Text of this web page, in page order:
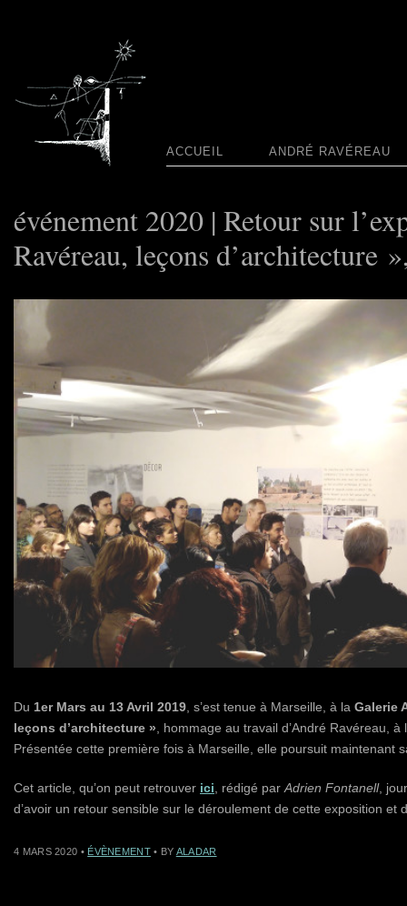
ACCUEIL ANDRÉ RAVÉREAU
événement 2020 | Retour sur
Ravéreau, leçons d’architecture
Du 1er Mars au 13 Avril 2019 , s’est tenue à Marseille, à la Galerie
leçons d’architecture » , hommage au travail d’André Ravéreau,
Présentée cette première fois à Marseille, elle poursuit maintenant
Cet article, qu’on peut retrouver ici , rédigé par Adrien Fontanell,
d’avoir un retour sensible sur le déroulement de cette exposition et
4 MARS 2020 • ÉVÈNEMENT• BY ALADAR